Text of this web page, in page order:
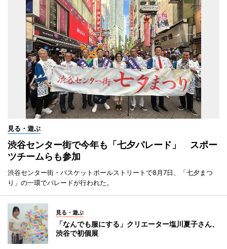
見る・遊ぶ
渋谷センター街で今年も「七夕パレード」 スポー
ツチームらも参加
渋谷センター街・バスケットボールストリートで8月7日、「七夕まつ
り」の一環でパレードが行われた。
見る・遊ぶ
「なんでも服にする」クリエーター塩川夏子さん、
渋谷で初個展